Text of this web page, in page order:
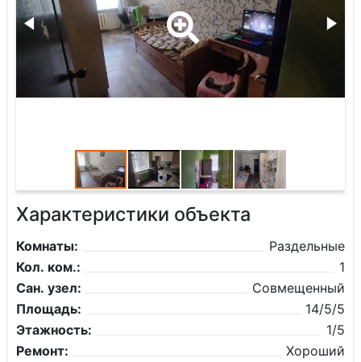
Характеристики объекта
Комнаты:
Раздельные
Кол. ком.:
1
Сан. узел:
Совмещенный
Площадь:
14/5/5
Этажность:
1/5
Ремонт:
Хороший